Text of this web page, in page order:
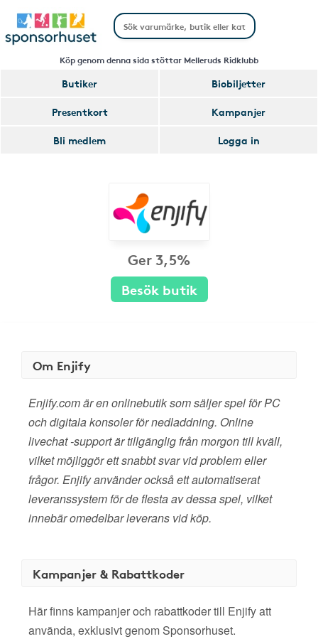
Köp genom denna sida stöttar Melleruds Ridklubb
Butiker
Biobiljetter
Presentkort
Kampanjer
Bli medlem
Logga in
Ger 3,5%
Besök butik
Om Enjify
Enjify.com är en onlinebutik som säljer spel för PC
och digitala konsoler för nedladdning. Online
livechat -support är tillgänglig från morgon till kväll,
vilket möjliggör ett snabbt svar vid problem eller
frågor. Enjify använder också ett automatiserat
leveranssystem för de flesta av dessa spel, vilket
innebär omedelbar leverans vid köp.
Kampanjer & Rabattkoder
Här finns kampanjer och rabattkoder till Enjify att
använda, exklusivt genom Sponsorhuset.